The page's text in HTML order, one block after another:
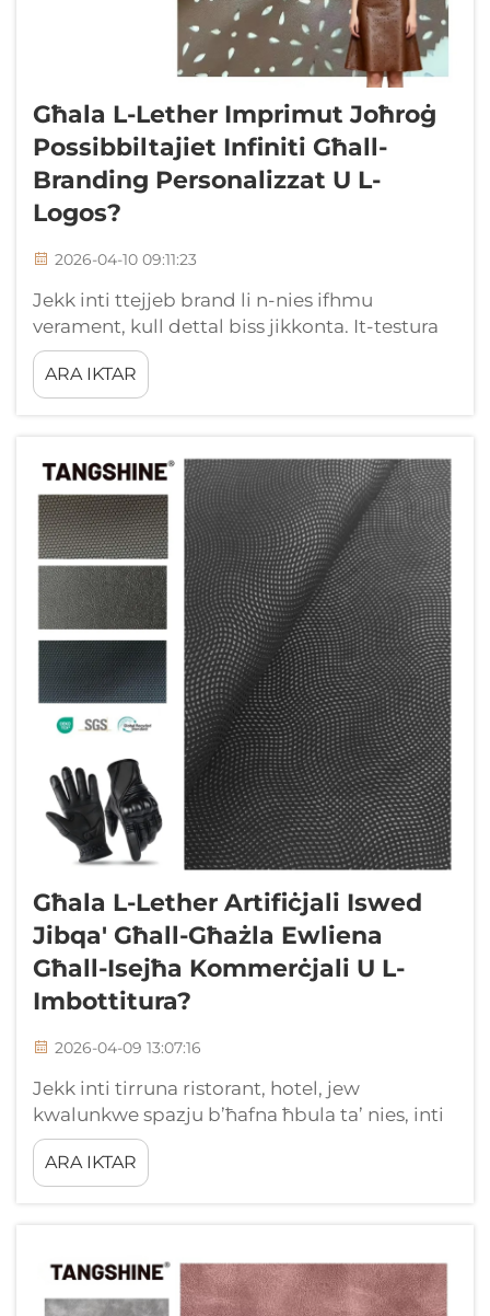
Għala L-Lether Imprimut Joħroġ
Possibbiltajiet Infiniti Għall-
Branding Personalizzat U L-
Logos?
2026-04-10 09:11:23
Jekk inti ttejjeb brand li n-nies ifhmu
verament, kull dettal biss jikkonta. It-testura
tal-prodott tiegħek, il-biżaħ tal-materjal, il-
mod kif il-barran jaqbad is-silġ. Kulh jibgħat
messaġġ. U waħda mis-smartest manier biex
ARA IKTAR
Għala L-Lether Artifiċjali Iswed
Jibqa' Għall-Għażla Ewliena
Għall-Isejħa Kommerċjali U L-
Imbottitura?
2026-04-09 13:07:16
Jekk inti tirruna ristorant, hotel, jew
kwalunkwe spazju b’ħafna ħbula ta’ nies, inti
taf kemm malajr il-forniment jitħassar. Il-
liquidi jinżlu b’mod kontinwu. In-nies jidħlu u
jieħdu mill-bużziżit kollu nhar it-tajjeb. Il-
ARA IKTAR